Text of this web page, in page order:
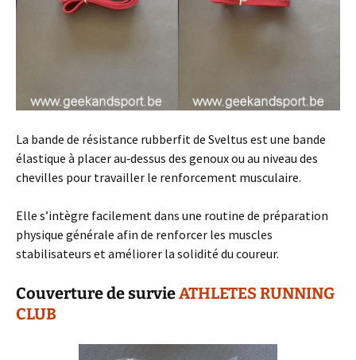
La bande de résistance rubberfit de Sveltus est une bande
élastique à placer au‑dessus des genoux ou au niveau des
chevilles pour travailler le renforcement musculaire.
Elle s’intègre facilement dans une routine de préparation
physique générale afin de renforcer les muscles
stabilisateurs et améliorer la solidité du coureur.
Couverture de survieATHLETES RUNNING
CLUB